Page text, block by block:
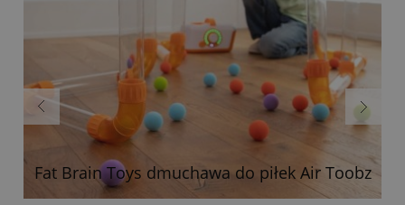
Fat Brain Toys dmuchawa do piłek Air Toobz